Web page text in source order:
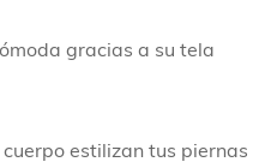
gracias a su tela
estilizan tus piernas